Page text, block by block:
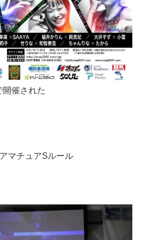
催された
マチュアSルール